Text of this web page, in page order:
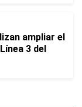
ampliar el
3 del